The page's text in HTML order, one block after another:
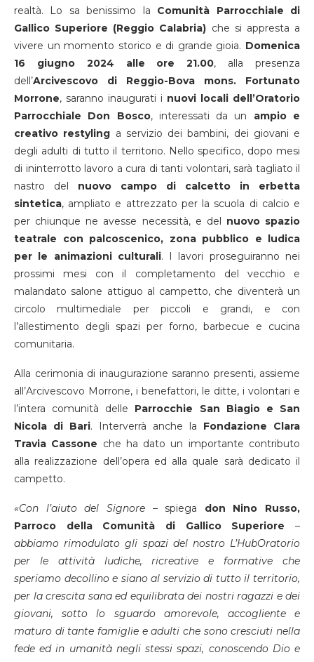
realtà. Lo sa benissimo la Comunità Parrocchiale di
Gallico Superiore (Reggio Calabria) che si appresta a
vivere un momento storico e di grande gioia. Domenica
16 giugno 2024 alle ore 21.00, alla presenza
dell’Arcivescovo di Reggio-Bova mons. Fortunato
Morrone, saranno inaugurati i nuovi locali dell’Oratorio
Parrocchiale Don Bosco, interessati da un ampio e
creativo restyling a servizio dei bambini, dei giovani e
degli adulti di tutto il territorio. Nello specifico, dopo mesi
di ininterrotto lavoro a cura di tanti volontari, sarà tagliato il
nastro del nuovo campo di calcetto in erbetta
sintetica, ampliato e attrezzato per la scuola di calcio e
per chiunque ne avesse necessità, e del nuovo spazio
teatrale con palcoscenico, zona pubblico e ludica
per le animazioni culturali. I lavori proseguiranno nei
prossimi mesi con il completamento del vecchio e
malandato salone attiguo al campetto, che diventerà un
circolo multimediale per piccoli e grandi, e con
l’allestimento degli spazi per forno, barbecue e cucina
comunitaria.
Alla cerimonia di inaugurazione saranno presenti, assieme
all’Arcivescovo Morrone, i benefattori, le ditte, i volontari e
l’intera comunità delle Parrocchie San Biagio e San
Nicola di Bari. Interverrà anche la Fondazione Clara
Travia Cassone che ha dato un importante contributo
alla realizzazione dell’opera ed alla quale sarà dedicato il
campetto.
«Con l’aiuto del Signore– spiega don Nino Russo,
Parroco della Comunità di Gallico Superiore –
abbiamo rimodulato gli spazi del nostro L’HubOratorio
per le attività ludiche, ricreative e formative che
speriamo decollino e siano al servizio di tutto il territorio,
per la crescita sana ed equilibrata dei nostri ragazzi e dei
giovani, sotto lo sguardo amorevole, accogliente e
maturo di tante famiglie e adulti che sono cresciuti nella
fede ed in umanità negli stessi spazi, conoscendo Dio e